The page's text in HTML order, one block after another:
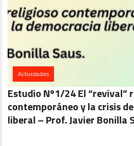
Actividades
Estudio Nº1/24 El “revival”
contemporáneo y la crisis
liberal – Prof. Javier Bonilla